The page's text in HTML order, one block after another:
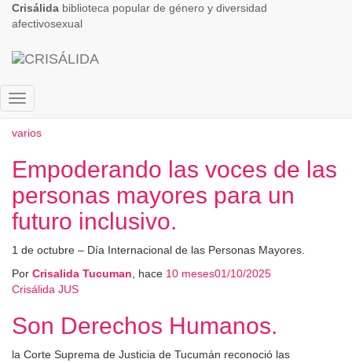
Crisálida biblioteca popular de género y diversidad
afectivosexual
Cambiar
modo
derechos humanos
varios
Empoderando las voces de las
personas mayores para un
futuro inclusivo.
1 de octubre – Día Internacional de las Personas Mayores.
Por Crisalida Tucuman , hace 10 meses01/10/2025
Crisálida JUS
Son Derechos Humanos.
la Corte Suprema de Justicia de Tucumán reconoció las